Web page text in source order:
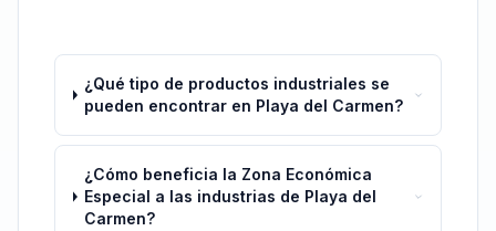
¿Qué tipo de productos industriales se
pueden encontrar en Playa del Carmen?
¿Cómo beneficia la Zona Económica
Especial a las industrias de Playa del
Carmen?